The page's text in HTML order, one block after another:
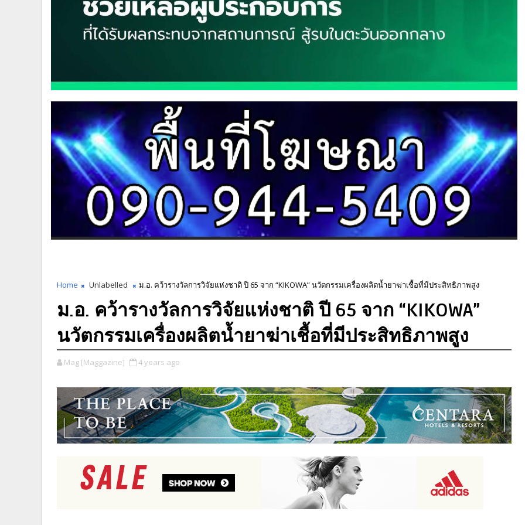
Home Unlabelled ม.อ. คว้ารางวัลการวิจัยแห่งชาติ ปี 65 จาก “KIKOWA” นวัตกรรมเครื่องผลิตน้ำยาฆ่าเชื้อที่มีประสิทธิภาพสูง
ม.อ. คว้ารางวัลการวิจัยแห่งชาติ ปี 65 จาก “KIKOWA”
นวัตกรรมเครื่องผลิตน้ำยาฆ่าเชื้อที่มีประสิทธิภาพสูง
Mag [Maggazine] 4 years ago